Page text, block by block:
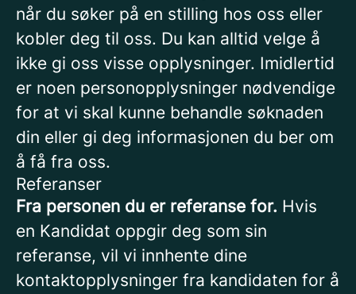
når du søker på en stilling hos oss eller
kobler deg til oss. Du kan alltid velge å
ikke gi oss visse opplysninger. Imidlertid
er noen personopplysninger nødvendige
for at vi skal kunne behandle søknaden
din eller gi deg informasjonen du ber om
å få fra oss.
Referanser
Fra personen du er referanse for. Hvis
en Kandidat oppgir deg som sin
referanse, vil vi innhente dine
kontaktopplysninger fra kandidaten for å